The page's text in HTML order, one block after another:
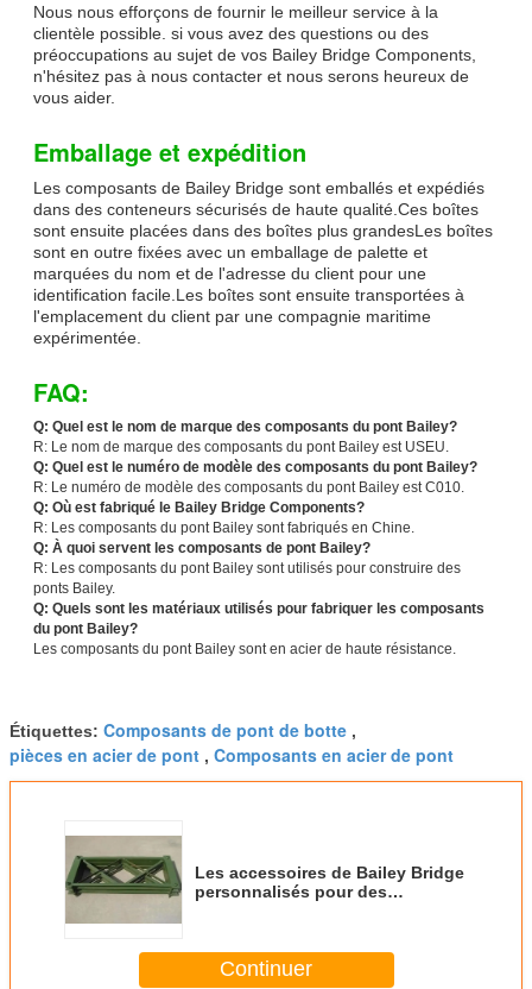
Nous nous efforçons de fournir le meilleur service à la
clientèle possible. si vous avez des questions ou des
préoccupations au sujet de vos Bailey Bridge Components,
n'hésitez pas à nous contacter et nous serons heureux de
vous aider.
Emballage et expédition
Les composants de Bailey Bridge sont emballés et expédiés
dans des conteneurs sécurisés de haute qualité.Ces boîtes
sont ensuite placées dans des boîtes plus grandesLes boîtes
sont en outre fixées avec un emballage de palette et
marquées du nom et de l'adresse du client pour une
identification facile.Les boîtes sont ensuite transportées à
l'emplacement du client par une compagnie maritime
expérimentée.
FAQ:
Q: Quel est le nom de marque des composants du pont Bailey?
R: Le nom de marque des composants du pont Bailey est USEU.
Q: Quel est le numéro de modèle des composants du pont Bailey?
R: Le numéro de modèle des composants du pont Bailey est C010.
Q: Où est fabriqué le Bailey Bridge Components?
R: Les composants du pont Bailey sont fabriqués en Chine.
Q: À quoi servent les composants de pont Bailey?
R: Les composants du pont Bailey sont utilisés pour construire des
ponts Bailey.
Q: Quels sont les matériaux utilisés pour fabriquer les composants
du pont Bailey?
Les composants du pont Bailey sont en acier de haute résistance.
Étiquettes: Composants de pont de botte ,
pièces en acier de pont , Composants en acier de pont
Les accessoires de Bailey Bridge
personnalisés pour des
Continuer